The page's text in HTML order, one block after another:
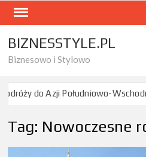
Skip
content
BIZNESSTYLE.PL
Biznesowo i Stylowo
Jak wygląda
Tag: Nowoczesne